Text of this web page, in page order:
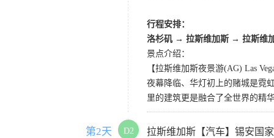
行程安排：
洛杉矶 → 拉斯维加斯 → 拉斯维
景点介绍：
【拉斯维加斯夜景游(AG) Las
夜幕降临、华灯初上的赌城是霓
里的建筑更是融合了全世界的精
第2天 D2 拉斯维加斯【汽车】锡安国